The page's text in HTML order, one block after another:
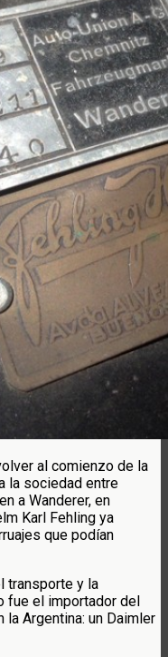
al comienzo de la
la sociedad entre
a Wanderer, en
Karl Fehling ya
que podían
transporte y la
fue el importador del
Argentina: un Daimler